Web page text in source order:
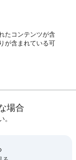
たコンテンツが含
が含まれている可
場合